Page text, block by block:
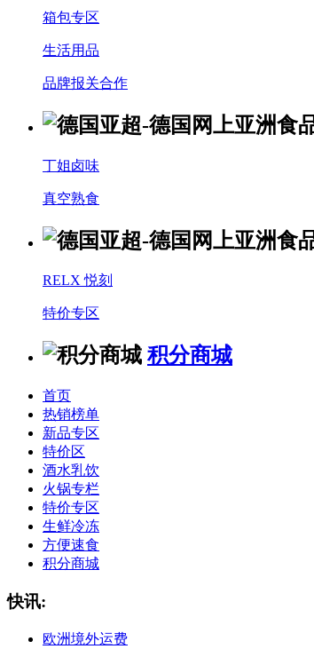
箱包专区
生活用品
品牌报关合作
丁姐卤味
真空熟食
RELX 悦刻
特价专区
积分商城
首页
热销榜单
新品专区
特价区
酒水乳饮
火锅专栏
特价专区
生鲜冷冻
方便速食
积分商城
快讯:
欧洲境外运费